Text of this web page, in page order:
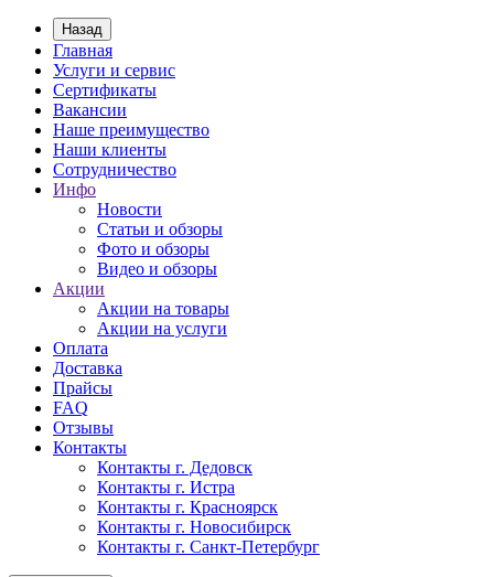
Назад
Главная
Услуги и сервис
Сертификаты
Вакансии
Наше преимущество
Наши клиенты
Сотрудничество
Инфо
Новости
Статьи и обзоры
Фото и обзоры
Видео и обзоры
Акции
Акции на товары
Акции на услуги
Оплата
Доставка
Прайсы
FAQ
Отзывы
Контакты
Контакты г. Дедовск
Контакты г. Истра
Контакты г. Красноярск
Контакты г. Новосибирск
Контакты г. Санкт-Петербург